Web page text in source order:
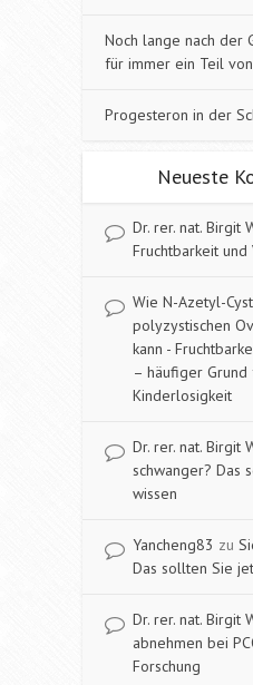
Noch lange nach der
für immer ein Teil
Progesteron in der
Neueste
Dr. rer. nat. Birgit
Fruchtbarkeit
Wie N-Azetyl-
polyzystischen
kann -
– häufiger
Kinderlosigkeit
Dr. rer. nat. Birgit
schwanger? Das
wissen
Yancheng83 zu
Das sollten Sie
Dr. rer. nat. Birgit
abnehmen bei
Forschung